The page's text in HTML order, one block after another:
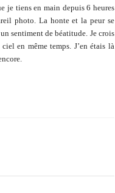
je tiens en main depuis 6 heures
photo. La honte et la peur se
sentiment de béatitude. Je crois
en même temps. J’en étais là